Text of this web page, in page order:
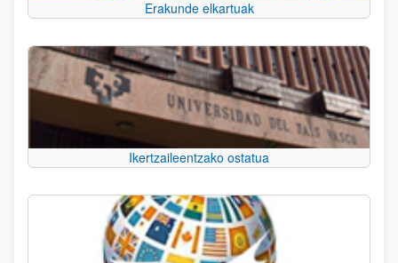
Erakunde elkartuak
Ikertzaileentzako ostatua